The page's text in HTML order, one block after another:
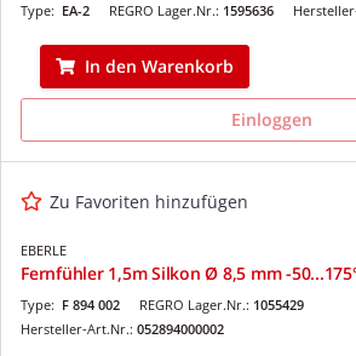
REGRO Lager.Nr.: 1595636
Type: EA-2
In den Warenkorb
Einloggen
Zu Favoriten hinzufügen
EBERLE
Fernfühler 1,5m Silkon Ø 8,5 mm -
REGRO Lager.Nr.: 1055429
Type: F 894 002
Hersteller-Art.Nr.: 052894000002